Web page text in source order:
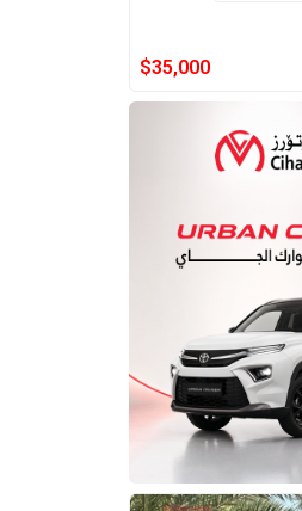
$35,000